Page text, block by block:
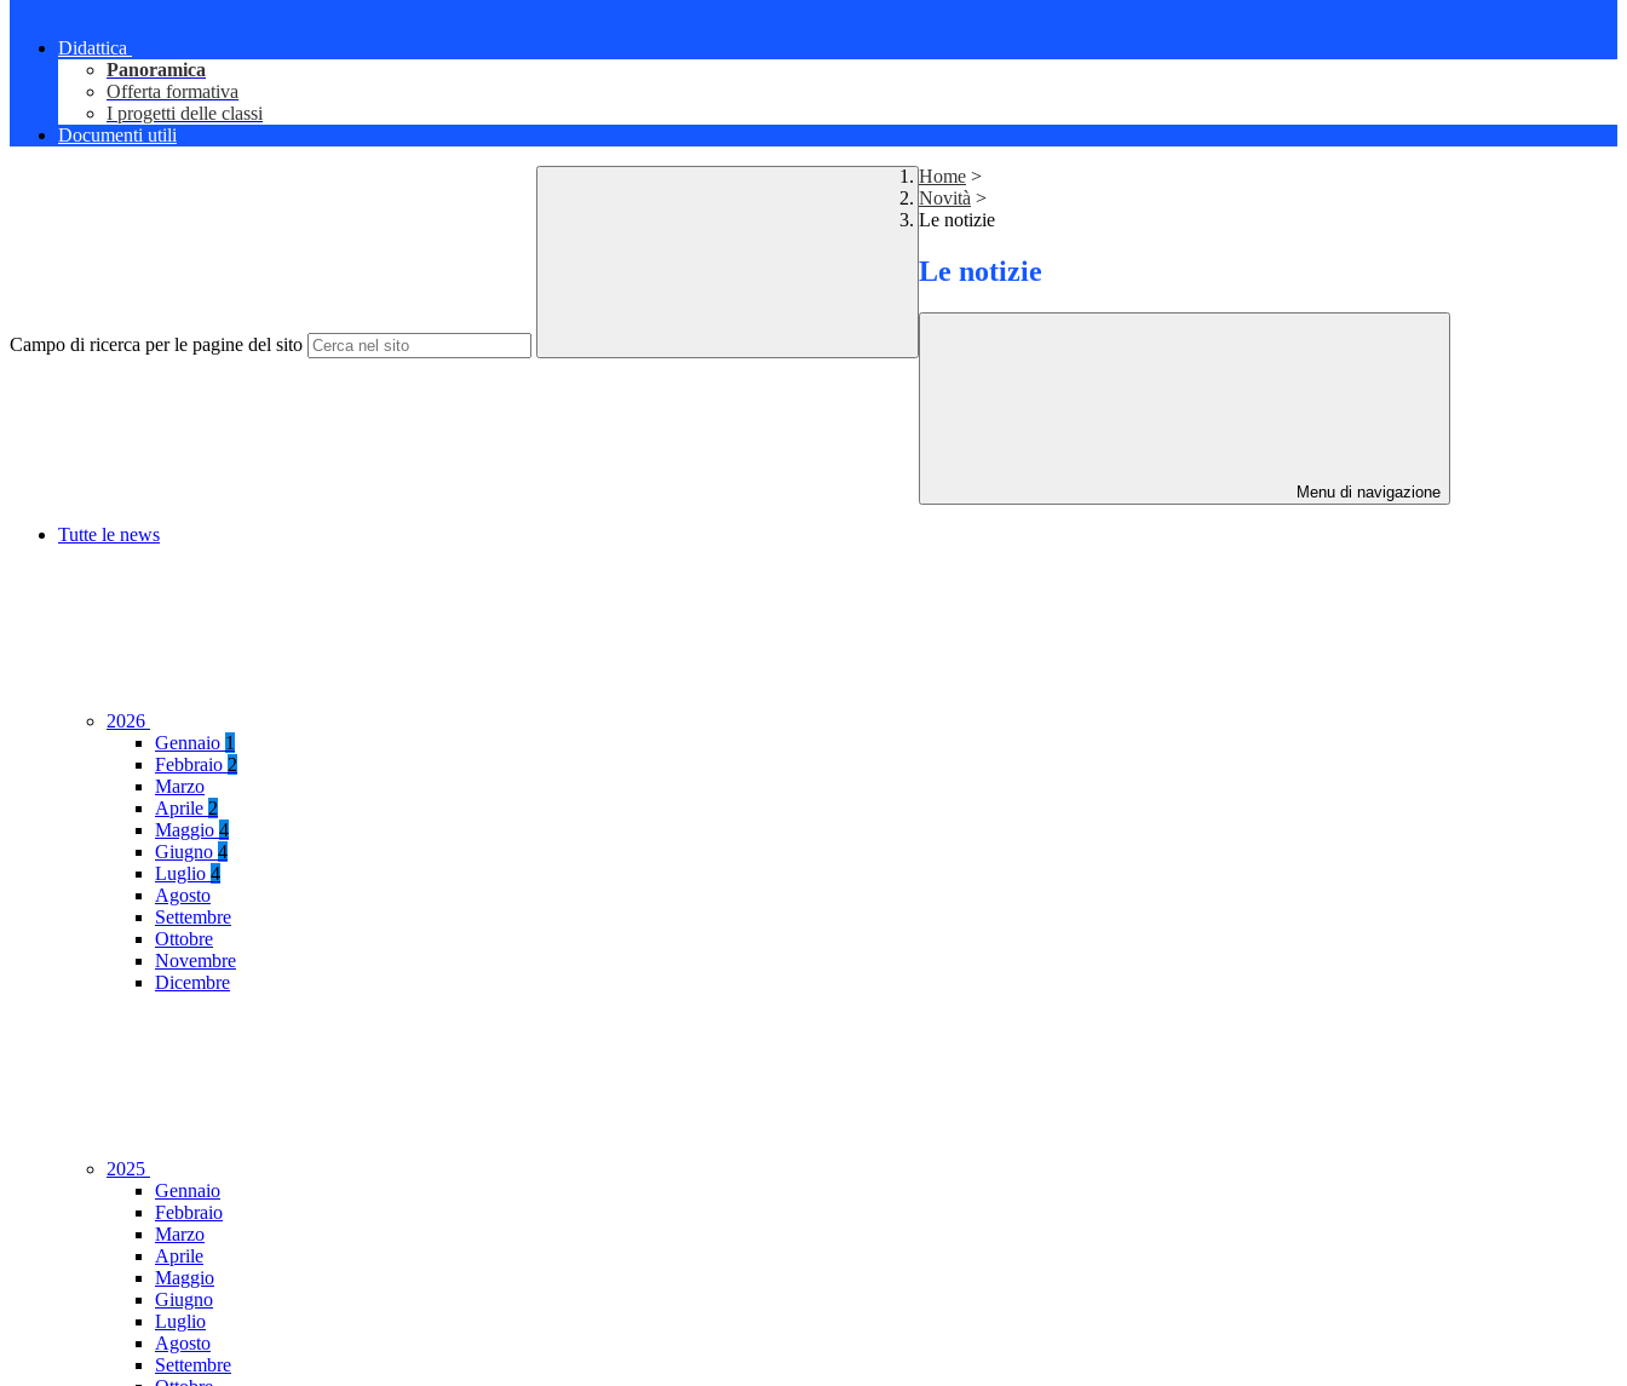
Didattica
Panoramica
Offerta formativa
I progetti delle classi
Documenti utili
Campo di ricerca per le pagine del sito
Home >
Novità >
Le notizie
Le notizie
Menu di navigazione
Tutte le news
2026
Gennaio 1
Febbraio 2
Marzo
Aprile 2
Maggio 4
Giugno 4
Luglio 4
Agosto
Settembre
Ottobre
Novembre
Dicembre
2025
Gennaio
Febbraio
Marzo
Aprile
Maggio
Giugno
Luglio
Agosto
Settembre